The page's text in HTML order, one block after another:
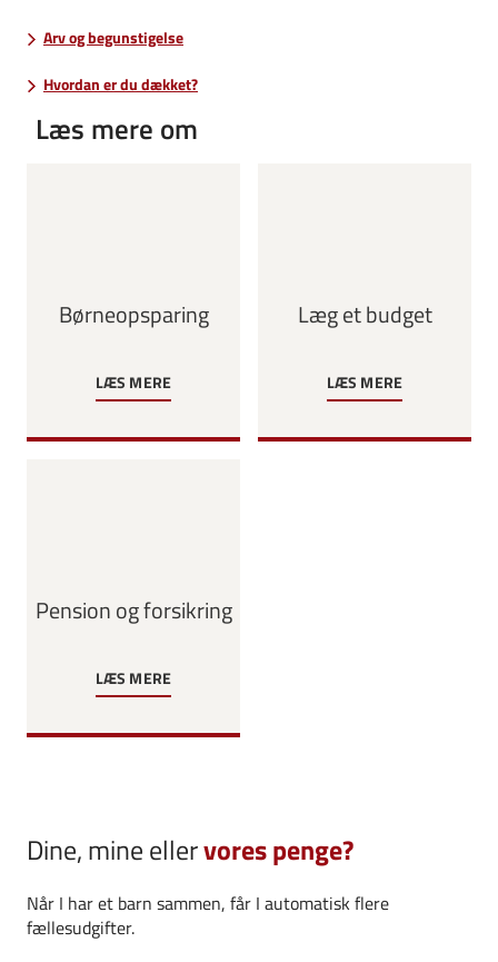
Arv og begunstigelse
Hvordan er du dækket?
Læs mere om
Børneopsparing
LÆS MERE
Læg et budget
LÆS MERE
Pension og forsikring
LÆS MERE
Dine, mine ellervores penge?
Når I har et barn sammen, får I automatisk flere
fællesudgifter.